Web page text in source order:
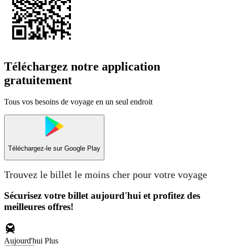
Téléchargez notre application
gratuitement
Tous vos besoins de voyage en un seul endroit
Téléchargez-le sur Google Play
Trouvez le billet le moins cher pour votre voyage
Sécurisez votre billet aujourd'hui et profitez des
meilleures offres!
Aujourd'hui Plus